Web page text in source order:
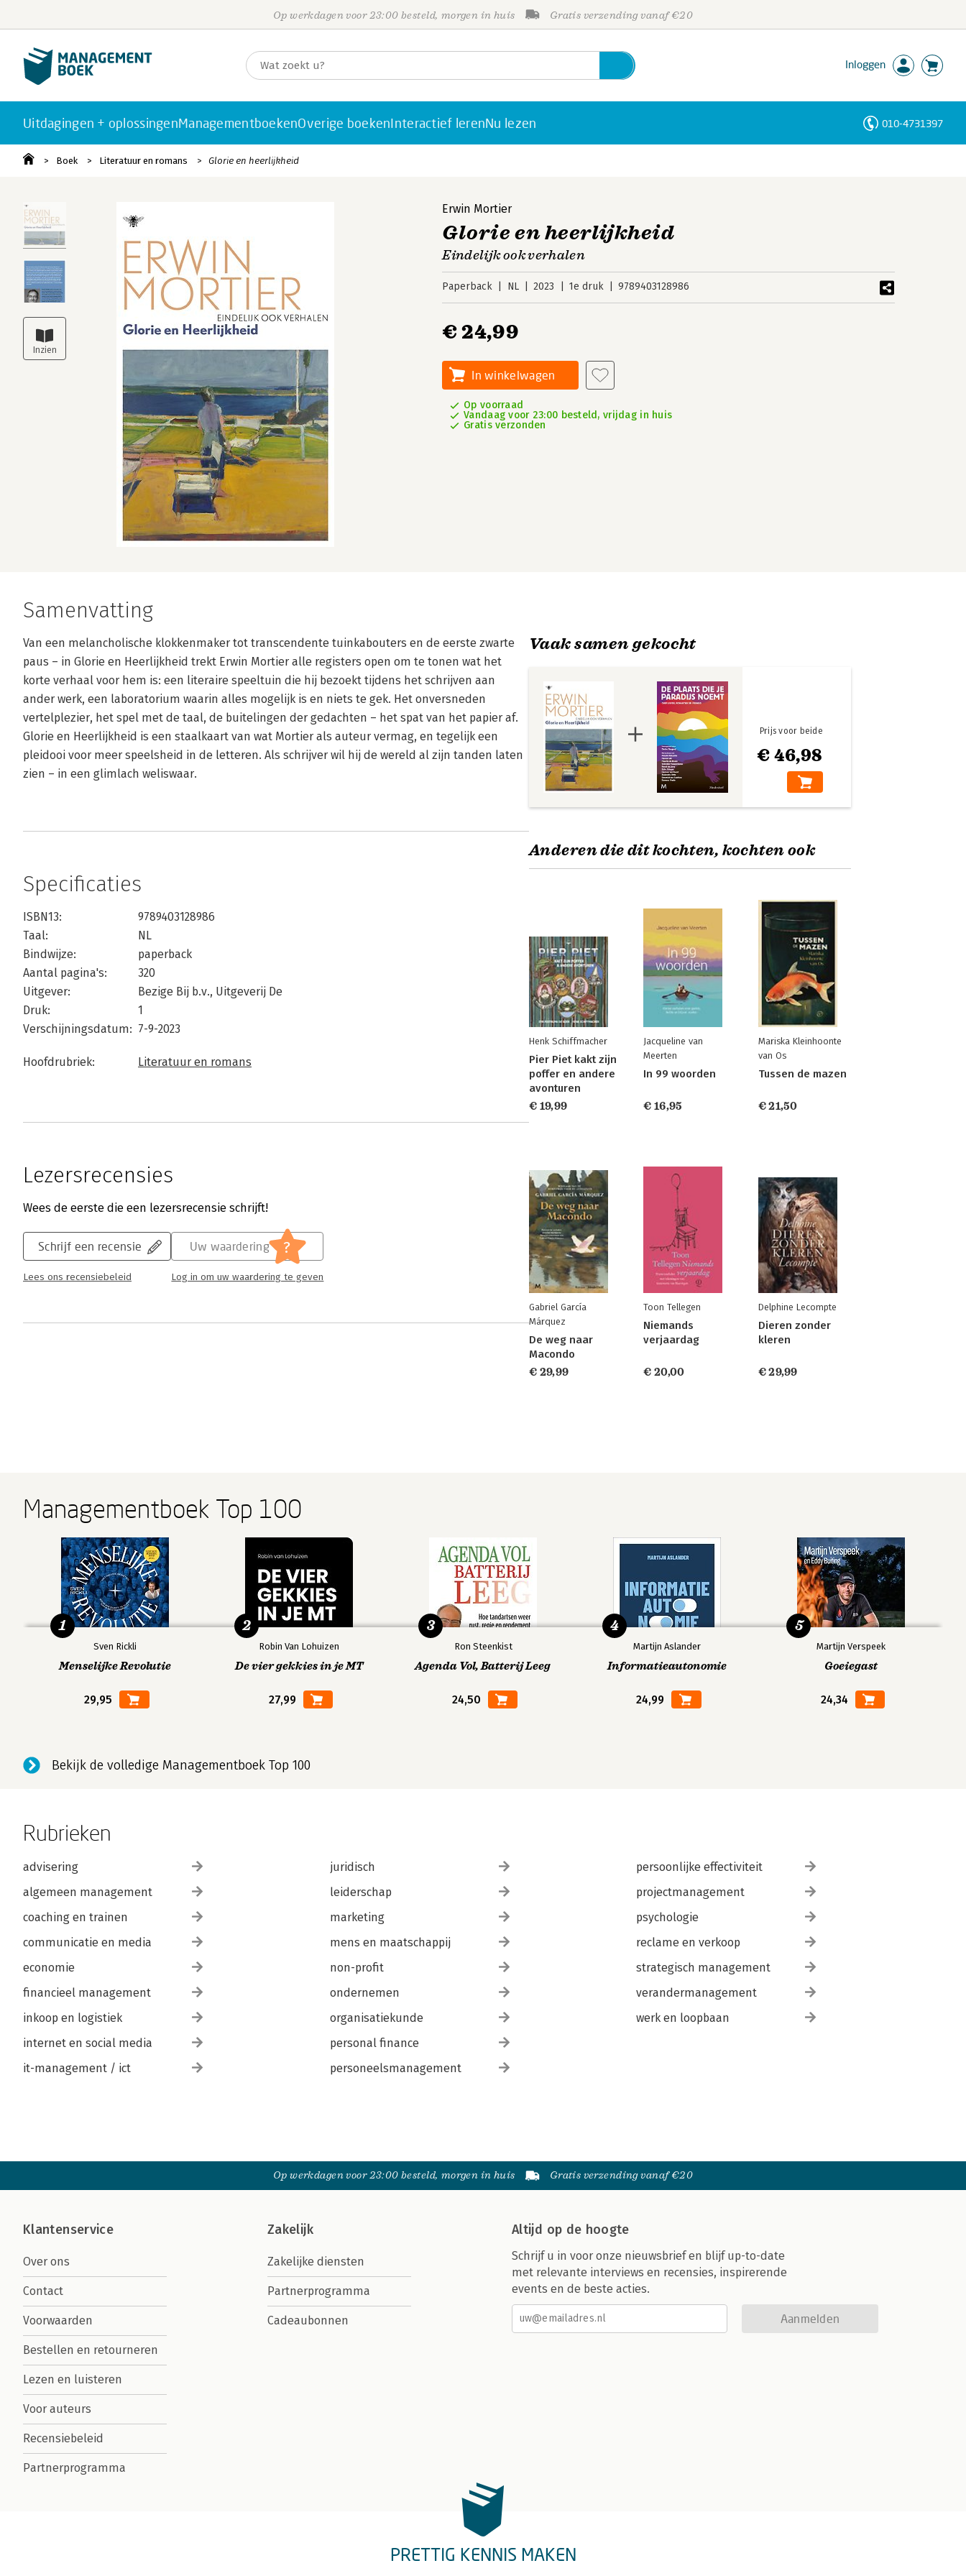
Op werkdagen voor 23:00 besteld, morgen in huis Gratis verzending vanaf €20
Inloggen
Uitdagingen + oplossingenManagementboekenOverige boekenInteractief lerenNu lezen 010-4731397
Boek Literatuur en romans Glorie en heerlijkheid
Erwin Mortier
Glorie en heerlijkheid
Eindelijk ook verhalen
Paperback NL 2023 1e druk 9789403128986
€ 24,99
In winkelwagen
Op voorraad
Vandaag voor 23:00 besteld, vrijdag in huis
Gratis verzonden
Samenvatting
Van een melancholische klokkenmaker tot transcendente tuinkabouters en de eerste zwarte
paus – in Glorie en Heerlijkheid trekt Erwin Mortier alle registers open om te tonen wat het
korte verhaal voor hem is: een literaire speeltuin die hij bezoekt tijdens het schrijven aan
ander werk, een laboratorium waarin alles mogelijk is en niets te gek. Het onversneden
vertelplezier, het spel met de taal, de buitelingen der gedachten – het spat van het papier af.
Glorie en Heerlijkheid is een staalkaart van wat Mortier als auteur vermag, en tegelijk een
pleidooi voor meer speelsheid in de letteren. Als schrijver wil hij de wereld al zijn tanden laten
zien – in een glimlach weliswaar.
Specificaties
ISBN13:
9789403128986
Taal:
NL
Bindwijze:
paperback
Aantal pagina's:
320
Uitgever:
Bezige Bij b.v., Uitgeverij De
Druk:
1
Verschijningsdatum: 7-9-2023
Hoofdrubriek: Literatuur en romans
Lezersrecensies
Wees de eerste die een lezersrecensie schrijft!
Schrijf een recensie
Lees ons recensiebeleid
Uw waardering ?
Log in om uw waardering te geven
Vaak samen gekocht
€ 46,98
Prijs voor beide
Anderen die dit kochten, kochten ook
Henk Schiffmacher
Pier Piet kakt zijn
poffer en andere
avonturen
€ 19,99
Jacqueline van
Meerten
In 99 woorden
€ 16,95
Mariska Kleinhoonte
van Os
Tussen de mazen
€ 21,50
Gabriel García
Márquez
De weg naar
Macondo
€ 29,99
Toon Tellegen
Niemands
verjaardag
€ 20,00
Delphine Lecompte
Dieren zonder
kleren
€ 29,99
Managementboek Top 100
Sven Rickli
Menselijke Revolutie
29,95
1
Robin Van Lohuizen
De vier gekkies in je MT
27,99
2
Ron Steenkist
Agenda Vol, Batterij Leeg
24,50
3
Martijn Aslander
Informatieautonomie
24,99
4
Martijn Verspeek
Goeiegast
24,34
5
Bekijk de volledige Managementboek Top 100
Rubrieken
advisering
algemeen management
coaching en trainen
communicatie en media
economie
financieel management
inkoop en logistiek
internet en social media
it-management / ict
juridisch
leiderschap
marketing
mens en maatschappij
non-profit
ondernemen
organisatiekunde
personal finance
personeelsmanagement
persoonlijke effectiviteit
projectmanagement
psychologie
reclame en verkoop
strategisch management
verandermanagement
werk en loopbaan
Op werkdagen voor 23:00 besteld, morgen in huis Gratis verzending vanaf €20
Klantenservice
Over ons
Contact
Voorwaarden
Bestellen en retourneren
Lezen en luisteren
Voor auteurs
Recensiebeleid
Partnerprogramma
Zakelijk
Zakelijke diensten
Partnerprogramma
Cadeaubonnen
Altijd op de hoogte
Schrijf u in voor onze nieuwsbrief en blijf up-to-date
met relevante interviews en recensies, inspirerende
events en de beste acties.
Aanmelden
PRETTIG KENNIS MAKEN
Personen